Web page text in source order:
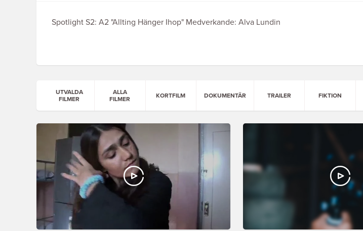
Spotlight S2: A2 "Allting Hänger Ihop" Medverkande: Alva Lundin
UTVALDA
FILMER
ALLA
FILMER
KORTFILM DOKUMENTÄR TRAILER FIKTION